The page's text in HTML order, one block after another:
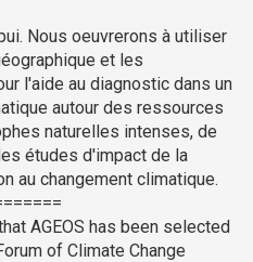
Nous oeuvrerons à utiliser
et les
l'aide au diagnostic dans un
autour des ressources
naturelles intenses, de
études d'impact de la
au changement climatique.
AGEOS has been selected
of Climate Change